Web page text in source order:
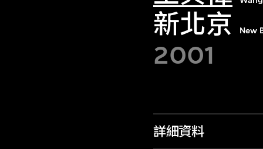
新北京 New
2001
詳細資料